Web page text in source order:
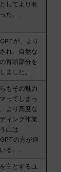
してより有
た。.
が、より
れ、自然な
冒頭部分を
ました。.
もその魅力
ってしまっ
より高度な
ィング作業
には
の方が適
る。.
主とするユ